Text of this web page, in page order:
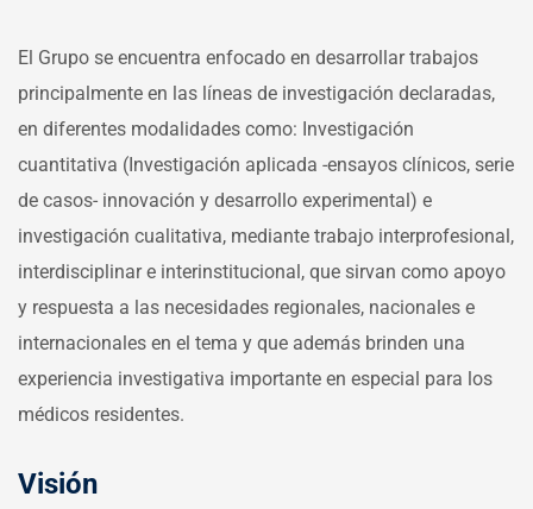
El Grupo se encuentra enfocado en desarrollar trabajos
principalmente en las líneas de investigación declaradas,
en diferentes modalidades como: Investigación
cuantitativa (Investigación aplicada -ensayos clínicos, serie
de casos- innovación y desarrollo experimental) e
investigación cualitativa, mediante trabajo interprofesional,
interdisciplinar e interinstitucional, que sirvan como apoyo
y respuesta a las necesidades regionales, nacionales e
internacionales en el tema y que además brinden una
experiencia investigativa importante en especial para los
médicos residentes.
Visión